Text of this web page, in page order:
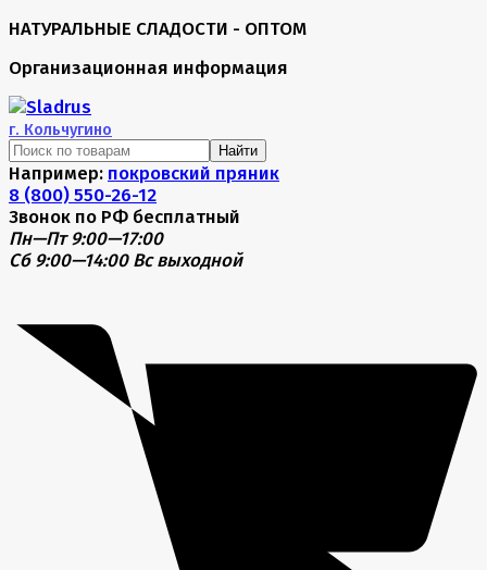
НАТУРАЛЬНЫЕ СЛАДОСТИ - ОПТОМ
Организационная информация
г. Кольчугино
Найти
Например: покровский пряник
8 (800) 550-26-12
Звонок по РФ бесплатный
Пн—Пт 9:00—17:00
Сб 9:00—14:00 Вс выходной